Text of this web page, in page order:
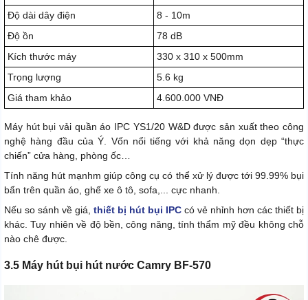
Độ dài dây điện
8 - 10m
Độ ồn
78 dB
Kích thước máy
330 x 310 x 500mm
Trọng lượng
5.6 kg
Giá tham khảo
4.600.000 VNĐ
Máy hút bụi vải quần áo IPC YS1/20 W&D được sản xuất theo công
nghệ hàng đầu của Ý. Vốn nổi tiếng với khả năng dọn dẹp “thực
chiến” cửa hàng, phòng ốc…
Tính năng hút mạnhm giúp công cụ có thể xử lý được tới 99.99% bụi
bẩn trên quần áo, ghế xe ô tô, sofa,... cực nhanh.
Nếu so sánh về giá, thiết bị hút bụi IPC có vẻ nhỉnh hơn các thiết bị
khác. Tuy nhiên về độ bền, công năng, tính thẩm mỹ đều không chỗ
nào chê được.
3.5 Máy hút bụi hút nước Camry BF-570